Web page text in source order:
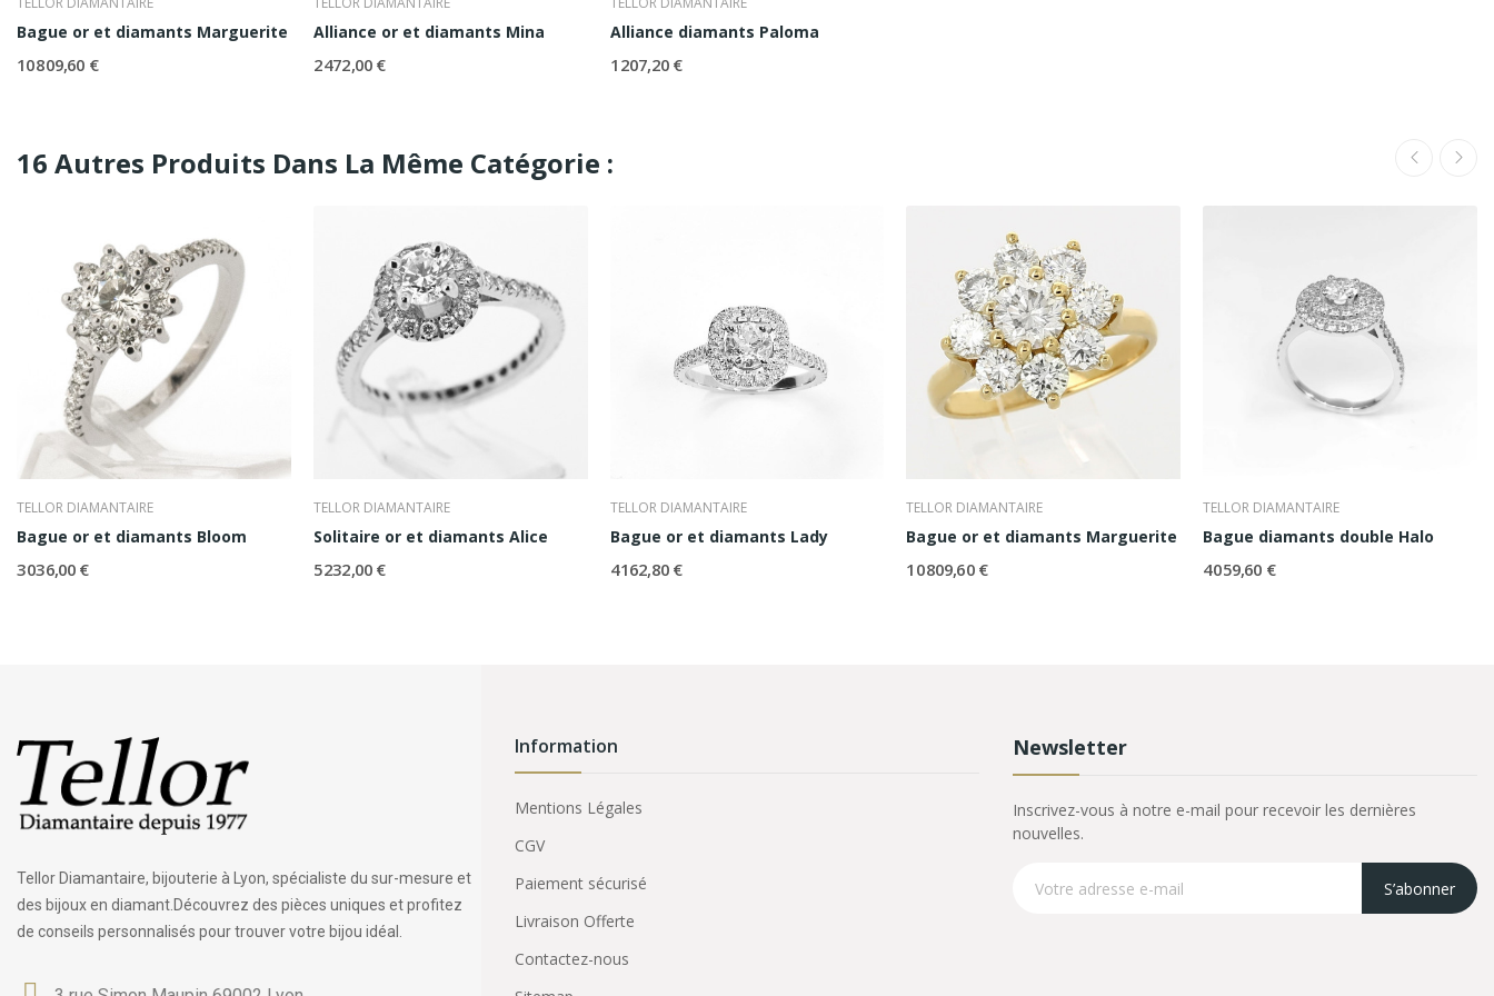
Bague or et diamants Marguerite
10 809,60 €
Alliance or et diamants Mina
2 472,00 €
Alliance diamants Paloma
1 207,20 €
16 Autres Produits Dans La Même Catégorie :
TELLOR DIAMANTAIRE
Bague or et diamants Bloom
3 036,00 €
TELLOR DIAMANTAIRE
Solitaire or et diamants Alice
5 232,00 €
TELLOR DIAMANTAIRE
Bague or et diamants Lady
4 162,80 €
TELLOR DIAMANTAIRE
Bague or et diamants Marguerite
10 809,60 €
TELLOR DIAMANTAIRE
Bague diamants double Halo
4 059,60 €
Tellor Diamantaire, bijouterie à Lyon, spécialiste du sur-mesure et
des bijoux en diamant.Découvrez des pièces uniques et profitez
de conseils personnalisés pour trouver votre bijou idéal.
Information
Mentions Légales
CGV
Paiement sécurisé
Livraison Offerte
Contactez-nous
Newsletter
Inscrivez-vous à notre e-mail pour recevoir les dernières
nouvelles.
S’abonner